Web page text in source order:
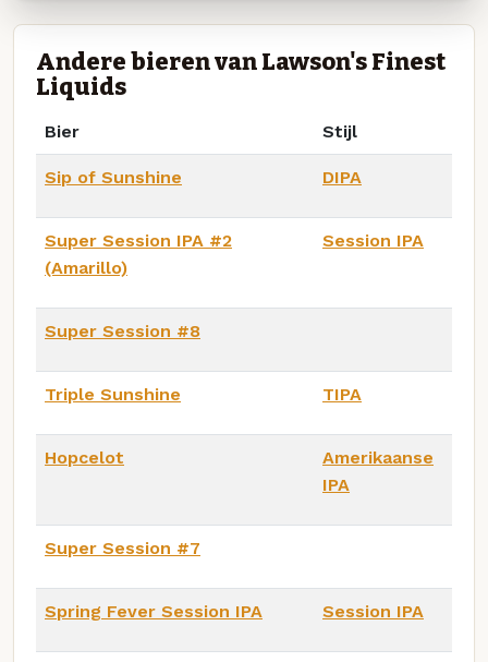
Andere bieren van Lawson's Finest
Liquids
Bier Stijl
Sip of Sunshine DIPA
Super Session IPA #2
(Amarillo)
Session IPA
Super Session #8
Triple Sunshine TIPA
Hopcelot
Amerikaanse
IPA
Super Session #7
Spring Fever Session IPA Session IPA